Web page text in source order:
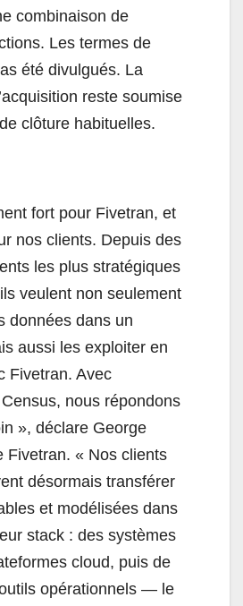
combinaison de
Les termes de
été divulgués. La
reste soumise
clôture habituelles.
fort pour Fivetran, et
nos clients. Depuis des
les plus stratégiques
veulent non seulement
données dans un
aussi les exploiter en
Fivetran. Avec
Census, nous répondons
», déclare George
Fivetran. « Nos clients
désormais transférer
et modélisées dans
stack : des systèmes
cloud, puis de
opérationnels — le